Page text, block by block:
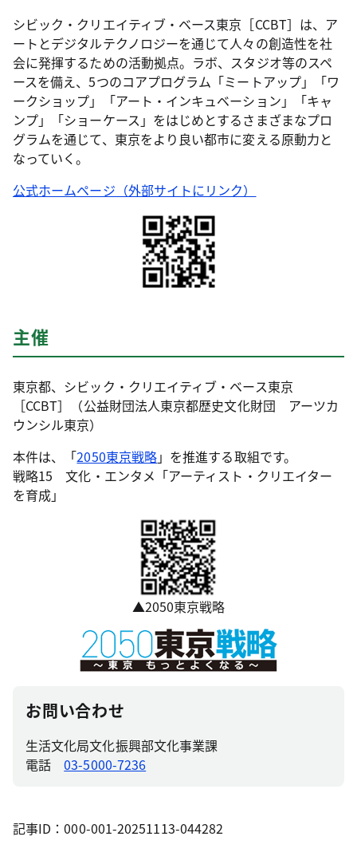
シビック・クリエイティブ・ベース東京［CCBT］は、ア
ートとデジタルテクノロジーを通じて人々の創造性を社
会に発揮するための活動拠点。ラボ、スタジオ等のスペ
ースを備え、5つのコアプログラム「ミートアップ」「ワ
ークショップ」「アート・インキュベーション」「キャ
ンプ」「ショーケース」をはじめとするさまざまなプロ
グラムを通じて、東京をより良い都市に変える原動力と
なっていく。
公式ホームページ（外部サイトにリンク）
主催
東京都、シビック・クリエイティブ・ベース東京
［CCBT］（公益財団法人東京都歴史文化財団 アーツカ
ウンシル東京）
本件は、「2050東京戦略」を推進する取組です。
戦略15 文化・エンタメ「アーティスト・クリエイター
を育成」
▲2050東京戦略
お問い合わせ
生活文化局文化振興部文化事業課
電話03-5000-7236
記事ID：000-001-20251113-044282